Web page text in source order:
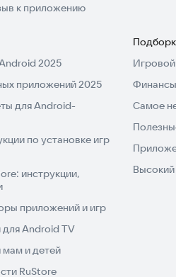
к приложению
2025
приложений 2025
для Android-
по установке игр
инструкции,
приложений и игр
Android TV
и детей
RuStore
Финансы
Самое
Высокий